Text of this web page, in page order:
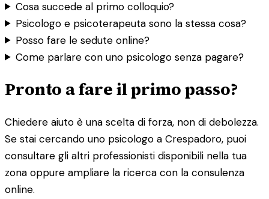
Cosa succede al primo colloquio?
Psicologo e psicoterapeuta sono la stessa cosa?
Posso fare le sedute online?
Come parlare con uno psicologo senza pagare?
Pronto a fare il primo passo?
Chiedere aiuto è una scelta di forza, non di debolezza.
Se stai cercando uno psicologo a Crespadoro, puoi
consultare gli altri professionisti disponibili nella tua
zona oppure ampliare la ricerca con la consulenza
online.